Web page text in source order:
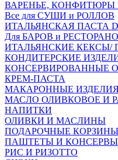
ВАРЕНЬЕ, КОНФИТЮРЫ
Все для СУШИ и РОЛЛОВ
ИТАЛЬЯНСКАЯ ПАСТА
Для БАРОВ и
ИТАЛЬЯНСКИЕ КЕКСЫ/
КОНДИТЕРСКИЕ
КОНСЕРВИРОВАННЫЕ
КРЕМ-ПАСТА
МАКАРОННЫЕ
МАСЛО ОЛИВКОВОЕ И
НАПИТКИ
ОЛИВКИ И МАСЛИНЫ
ПОДАРОЧНЫЕ
ПАШТЕТЫ И КОНСЕРВЫ
РИС И РИЗОТТО